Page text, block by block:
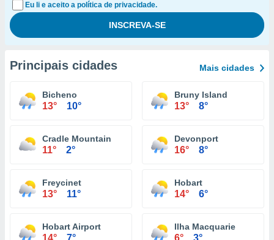
Eu li e aceito a política de privacidade.
Principais cidades Mais cidades
Bicheno
13° 10°
Bruny Island
13° 8°
Cradle Mountain
11° 2°
Devonport
16° 8°
Freycinet
13° 11°
Hobart
14° 6°
Hobart Airport
14° 7°
Ilha Macquarie
6° 3°